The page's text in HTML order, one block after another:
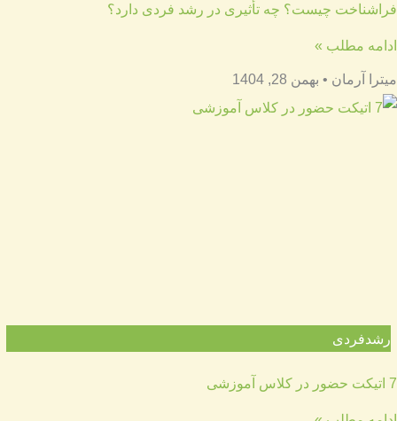
فراشناخت چیست؟ چه تأثیری در رشد فردی دارد؟
ادامه مطلب »
میترا آرمان بهمن 28, 1404
رشدفردی
7 اتیکت حضور در کلاس آموزشی